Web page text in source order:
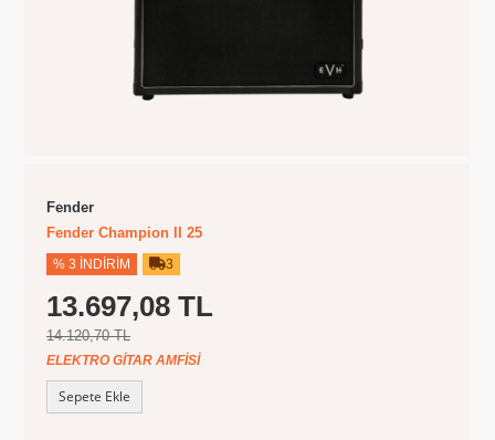
Fender
Fender Champion II 25
% 3 İNDIRIM 3
13.697,08 TL
14.120,70 TL
ELEKTRO GITAR AMFISI
Sepete Ekle